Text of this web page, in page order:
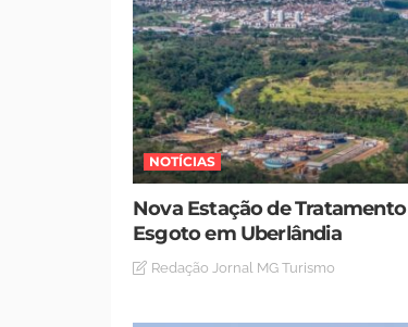
NOTÍCIAS
Nova Estação de
Esgoto em Uberlândia
Redação Jornal MG Turismo